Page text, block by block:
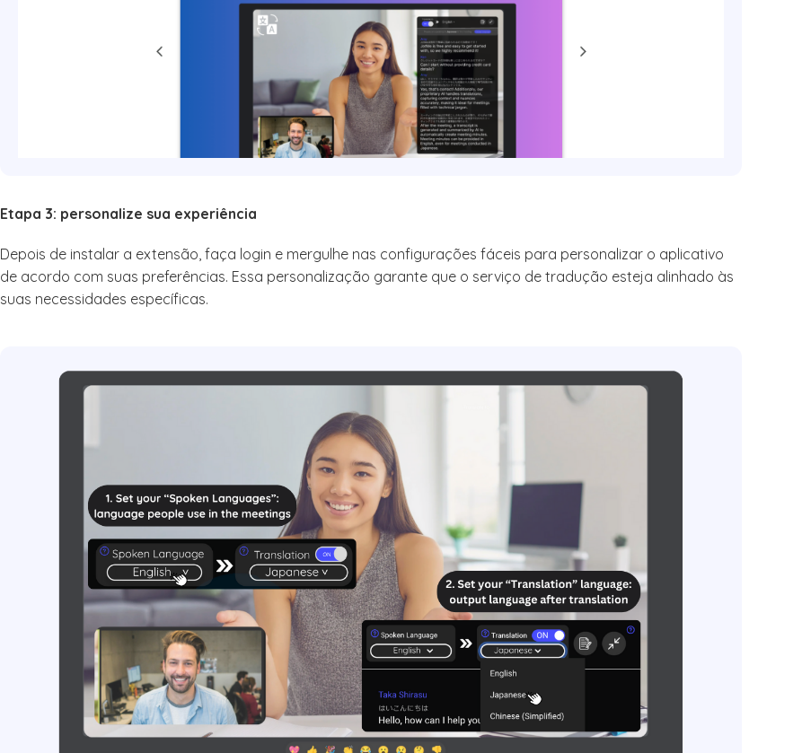
Etapa 3: personalize sua experiência
Depois de instalar a extensão, faça login e mergulhe nas configurações fáceis para personalizar o aplicativo
de acordo com suas preferências. Essa personalização garante que o serviço de tradução esteja alinhado às
suas necessidades específicas.